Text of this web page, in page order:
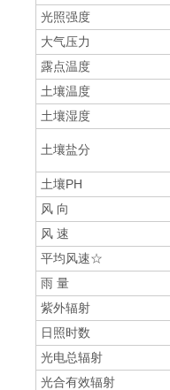
光照强度
大气压力
露点温度
土壤温度
土壤湿度
土壤盐分
土壤PH
风 向
风 速
平均风速☆
雨 量
紫外辐射
日照时数
光电总辐射
光合有效辐射